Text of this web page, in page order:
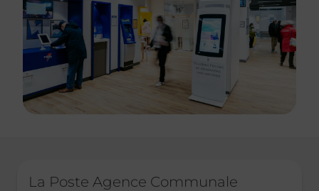
La Poste Agence Communale